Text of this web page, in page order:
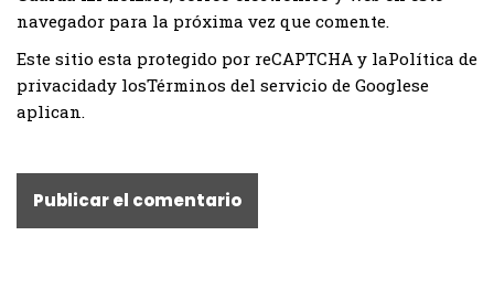
navegador para la próxima vez que comente.
Este sitio esta protegido por reCAPTCHA y laPolítica de
privacidady losTérminos del servicio de Googlese
aplican.